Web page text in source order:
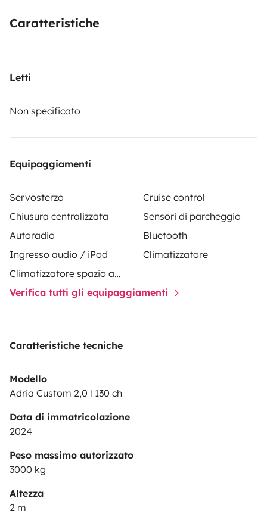
Caratteristiche
Letti
Non specificato
Equipaggiamenti
Servosterzo
Cruise control
Chiusura centralizzata
Sensori di parcheggio
Autoradio
Bluetooth
Ingresso audio / iPod
Climatizzatore
Climatizzatore spazio abitativo
Verifica tutti gli equipaggiamenti
Caratteristiche tecniche
Modello
Adria Custom 2,0 l 130 ch
Data di immatricolazione
2024
Peso massimo autorizzato
3000 kg
Altezza
2 m